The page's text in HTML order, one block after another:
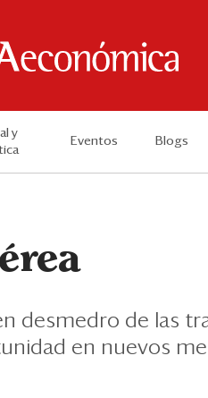
y
Eventos Blogs
desmedro de las
en nuevos